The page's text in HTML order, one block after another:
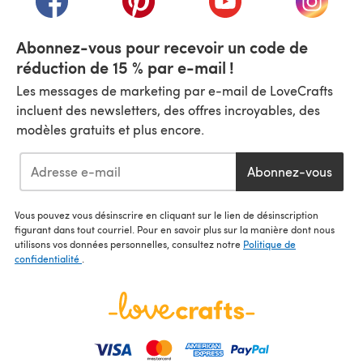
Abonnez-vous pour recevoir un code de
réduction de 15 % par e-mail !
Les messages de marketing par e-mail de LoveCrafts
incluent des newsletters, des offres incroyables, des
modèles gratuits et plus encore.
Abonnez-vous
Vous pouvez vous désinscrire en cliquant sur le lien de désinscription
figurant dans tout courriel. Pour en savoir plus sur la manière dont nous
utilisons vos données personnelles, consultez notre Politique de
confidentialité